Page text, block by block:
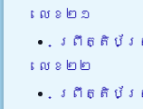
លេខ២១
ព្រឹត្តិប័ត្
លេខ២២
ព្រឹត្តិប័ត្